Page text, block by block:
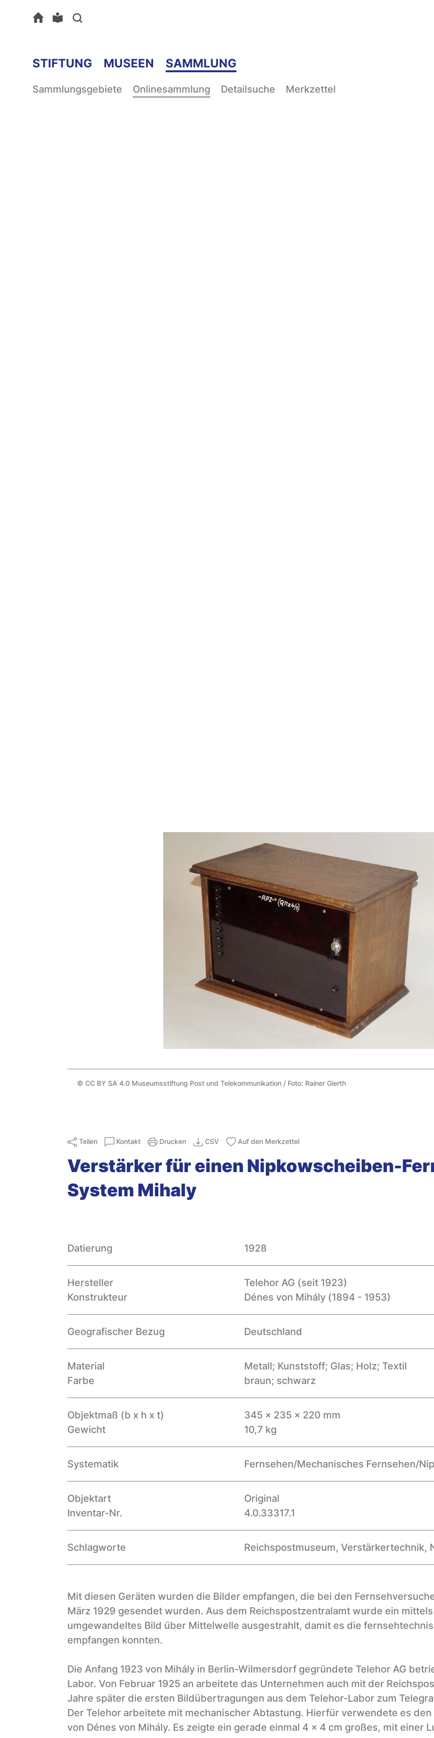
STIFTUNG MUSEEN SAMMLUNG
Sammlungsgebiete Onlinesammlung Detailsuche Merkzettel
© CC BY SA 4.0 Museumsstiftung Post und Telekommunikation / Foto: Rainer Gierth
Teilen Kontakt Drucken CSV Auf den Merkzettel
Verstärker für einen Nipkowscheiben-
System Mihaly
Datierung 1928
Hersteller
Telehor AG (seit 1923)
Konstrukteur
Dénes von Mihály (1894 - 1953)
Geografischer Bezug Deutschland
Material
Metall; Kunststoff; Glas; Holz; Textil
Farbe
braun; schwarz
Objektmaß (b x h x t)
345 x 235 x 220 mm
Gewicht
10,7 kg
Systematik Fernsehen/Mechanisches Fernsehen/
Objektart
Original
Inventar-Nr.
4.0.33317.1
Schlagworte Reichspostmuseum,Verstärkertechnik,
Mit diesen Geräten wurden die Bilder empfangen, die bei den
März 1929 gesendet wurden. Aus dem Reichspostzentralamt wurde ein
umgewandeltes Bild über Mittelwelle ausgestrahlt, damit es die
empfangen konnten.
Die Anfang 1923 von Mihály in Berlin-Wilmersdorf gegründete Telehor AG
Labor. Von Februar 1925 an arbeitete das Unternehmen auch mit der
Jahre später die ersten Bildübertragungen aus dem Telehor-Labor zum
Der Telehor arbeitete mit mechanischer Abtastung. Hierfür verwendete es
von Dénes von Mihály. Es zeigte ein gerade einmal 4 x 4 cm großes, mit einer